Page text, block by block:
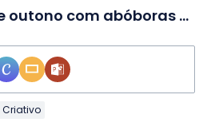
Slides de fundo de outono com abóboras estéticos
Criativo